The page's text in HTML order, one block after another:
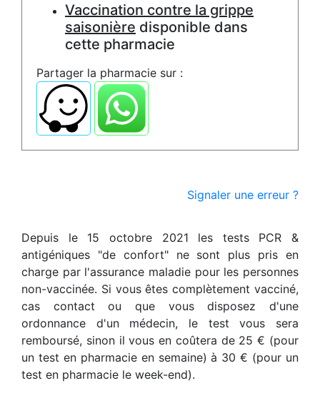
Vaccination contre la grippe
saisonière disponible dans
cette pharmacie
Partager la pharmacie sur :
Signaler une erreur ?
Depuis le 15 octobre 2021 les tests PCR &
antigéniques "de confort" ne sont plus pris en
charge par l'assurance maladie pour les personnes
non-vaccinée. Si vous êtes complètement vacciné,
cas contact ou que vous disposez d'une
ordonnance d'un médecin, le test vous sera
remboursé, sinon il vous en coûtera de 25 € (pour
un test en pharmacie en semaine) à 30 € (pour un
test en pharmacie le week-end).